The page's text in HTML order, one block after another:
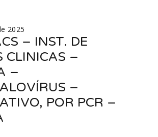
2025
– INST. DE
CLINICAS –
–
–
POR PCR –